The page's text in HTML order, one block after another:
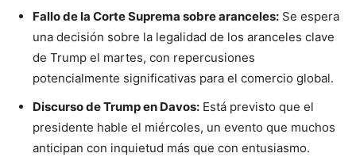
Fallo de la Corte Suprema sobre aranceles: Se espera
una decisión sobre la legalidad de los aranceles clave
de Trump el martes, con repercusiones
potencialmente significativas para el comercio global.
Discurso de Trump en Davos: Está previsto que el
presidente hable el miércoles, un evento que muchos
anticipan con inquietud más que con entusiasmo.